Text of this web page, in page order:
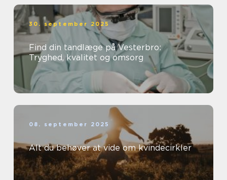
30. september 2025
Find din tandlæge på Vesterbro:
Tryghed, kvalitet og omsorg
08. september 2025
Alt du behøver at vide om kvindecirkler